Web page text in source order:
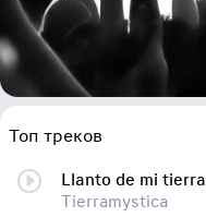
Топ треков
Llanto de mi tierra
Tierramystica